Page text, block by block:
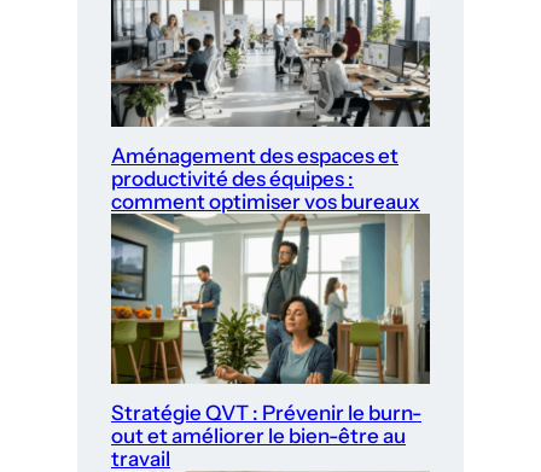
Aménagement des espaces et
productivité des équipes :
comment optimiser vos bureaux
Stratégie QVT : Prévenir le burn-
out et améliorer le bien-être au
travail